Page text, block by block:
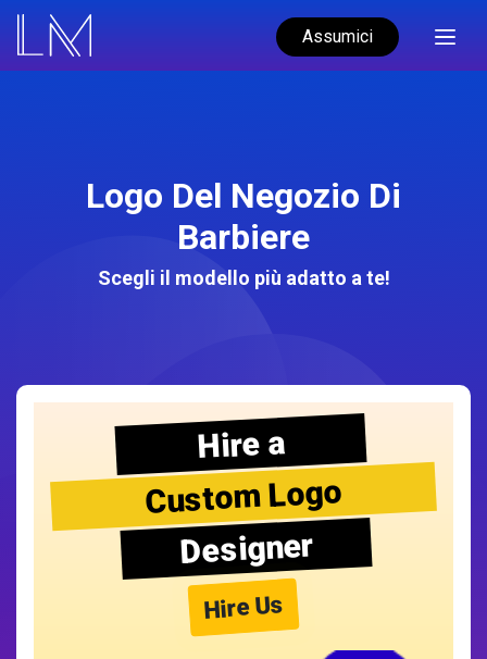
Assumici
Logo Del Negozio Di
Barbiere
Scegli il modello più adatto a te!
Hire a
Custom Logo
Designer
Hire Us